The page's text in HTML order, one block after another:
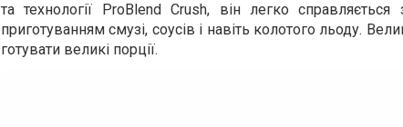
та технології ProBlend Crush, він легко
приготуванням смузі, соусів і навіть колотого льоду.
готувати великі порції.